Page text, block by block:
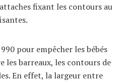
fixant les contours au
pour empêcher les bébés
les barreaux, les contours de
En effet, la largeur entre